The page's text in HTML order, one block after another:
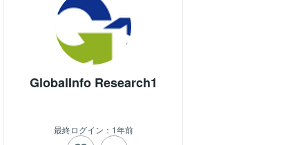
GlobalInfo Research1
最終ログイン： 1年前